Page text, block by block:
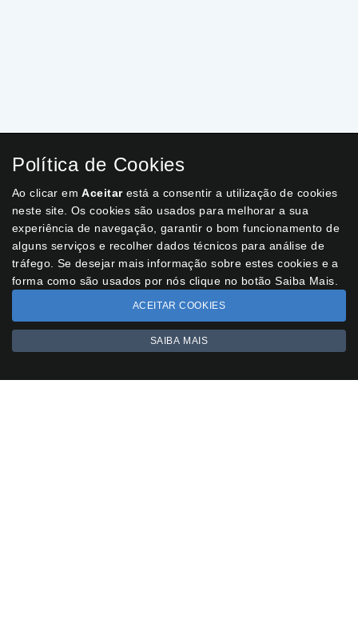
Política de Cookies
Ao clicar emAceitarestá a consentir a utilização de cookies
neste site. Os cookies são usados para melhorar a sua
experiência de navegação, garantir o bom funcionamento de
alguns serviços e recolher dados técnicos para análise de
tráfego. Se desejar mais informação sobre estes cookies e a
forma como são usados por nós clique no botão Saiba Mais.
ACEITAR COOKIES
SAIBA MAIS